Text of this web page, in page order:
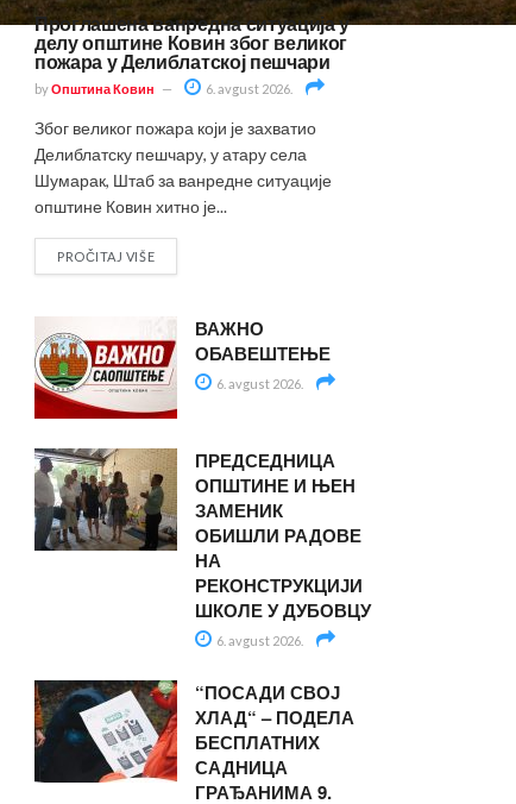
Проглашена ванредна ситуација у
делу општине Ковин због великог
пожара у Делиблатској пешчари
byОпштина Ковин 6. avgust 2026.
Због великог пожара који је захватио
Делиблатску пешчару, у атару села
Шумарак, Штаб за ванредне ситуације
општине Ковин хитно је...
PROČITAJ VIŠE
ВАЖНО
ОБАВЕШТЕЊЕ
6. avgust 2026.
ПРЕДСЕДНИЦА
ОПШТИНЕ И ЊЕН
ЗАМЕНИК
ОБИШЛИ РАДОВЕ
НА
РЕКОНСТРУКЦИЈИ
ШКОЛЕ У ДУБОВЦУ
6. avgust 2026.
“ПОСАДИ СВОЈ
ХЛАД“ – ПОДЕЛА
БЕСПЛАТНИХ
САДНИЦА
ГРАЂАНИМА 9.